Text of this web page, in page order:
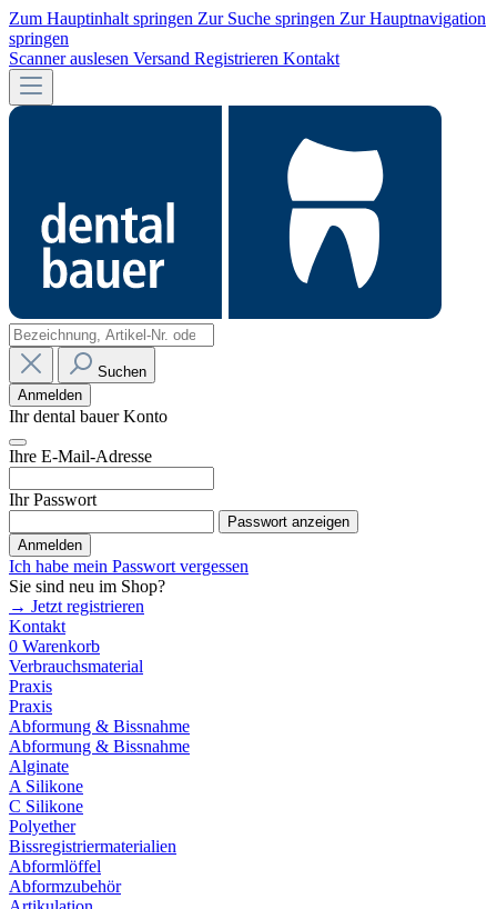
Zum Hauptinhalt springen Zur Suche springen Zur Hauptnavigation
springen
Scanner auslesen Versand Registrieren Kontakt
Suchen
Anmelden
Ihr dental bauer Konto
Ihre E-Mail-Adresse
Ihr Passwort
Passwort anzeigen
Anmelden
Ich habe mein Passwort vergessen
Sie sind neu im Shop?
→ Jetzt registrieren
Kontakt
0 Warenkorb
Verbrauchsmaterial
Praxis
Praxis
Abformung & Bissnahme
Abformung & Bissnahme
Alginate
A Silikone
C Silikone
Polyether
Bissregistriermaterialien
Abformlöffel
Abformzubehör